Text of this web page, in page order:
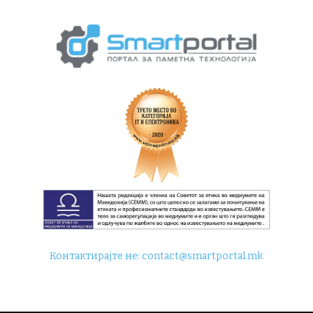
Контактирајте не:contact@smartportal.mk